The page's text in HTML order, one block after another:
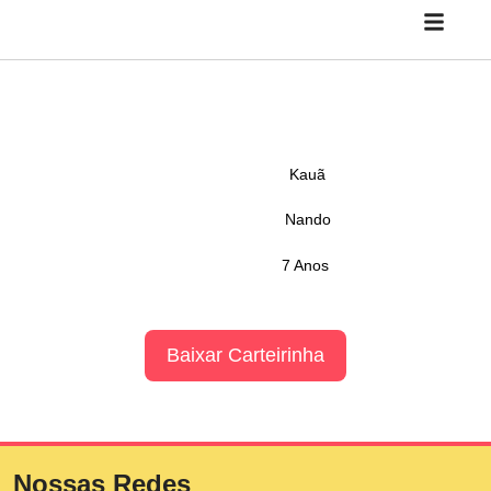
Kauã
Nando
7 Anos
Baixar Carteirinha
Nossas Redes